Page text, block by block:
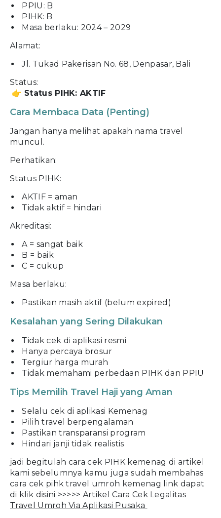
PPIU: B
PIHK: B
Masa berlaku: 2024 – 2029
Alamat:
Jl. Tukad Pakerisan No. 68, Denpasar, Bali
Status:
👉 Status PIHK: AKTIF
Cara Membaca Data (Penting)
Jangan hanya melihat apakah nama travel
muncul.
Perhatikan:
Status PIHK:
AKTIF = aman
Tidak aktif = hindari
Akreditasi:
A = sangat baik
B = baik
C = cukup
Masa berlaku:
Pastikan masih aktif (belum expired)
Kesalahan yang Sering Dilakukan
Tidak cek di aplikasi resmi
Hanya percaya brosur
Tergiur harga murah
Tidak memahami perbedaan PIHK dan PPIU
Tips Memilih Travel Haji yang Aman
Selalu cek di aplikasi Kemenag
Pilih travel berpengalaman
Pastikan transparansi program
Hindari janji tidak realistis
jadi begitulah cara cek PIHK kemenag di artikel
kami sebelumnya kamu juga sudah membahas
cara cek pihk travel umroh kemenag link dapat
di klik disini >>>>> ArtikelCara Cek Legalitas
Travel Umroh Via Aplikasi Pusaka